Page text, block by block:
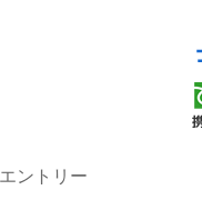
ントリー